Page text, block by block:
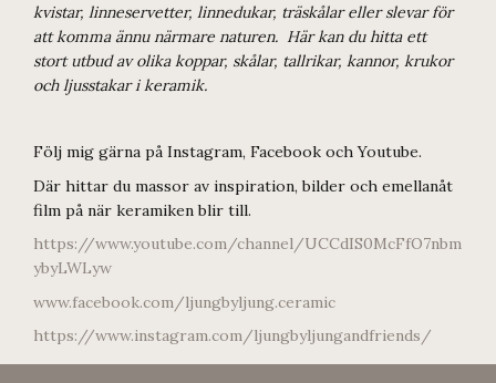
kvistar, linneservetter, linnedukar, träskålar eller slevar för
att komma ännu närmare naturen. Här kan du hitta ett
stort utbud av olika koppar, skålar, tallrikar, kannor, krukor
och ljusstakar i keramik.
Följ mig gärna på Instagram, Facebook och Youtube.
Där hittar du massor av inspiration, bilder och emellanåt
film på när keramiken blir till.
https://www.youtube.com/channel/UCCdIS0McFfO7nbm
ybyLWLyw
www.facebook.com/ljungbyljung.ceramic
https://www.instagram.com/ljungbyljungandfriends/